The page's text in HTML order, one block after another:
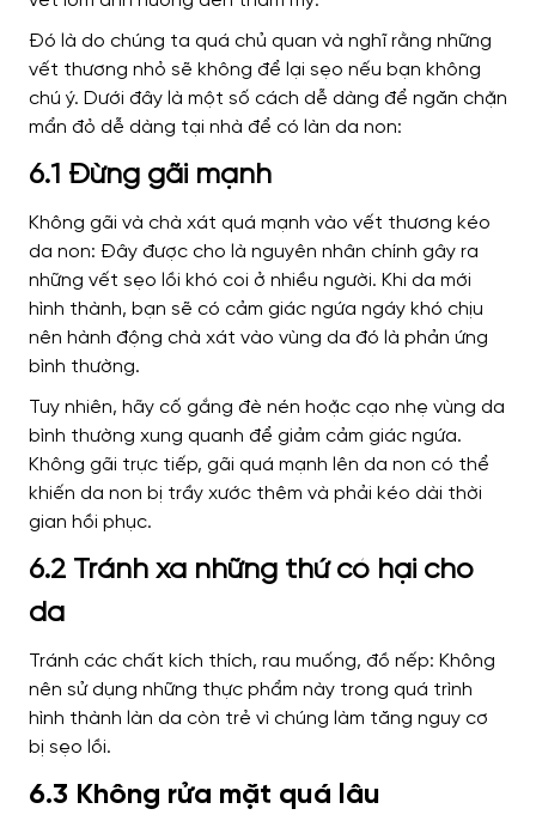
Đó là do chúng ta quá chủ quan và nghĩ rằng những
vết thương nhỏ sẽ không để lại sẹo nếu bạn không
chú ý. Dưới đây là một số cách dễ dàng để ngăn chặn
mẩn đỏ dễ dàng tại nhà để có làn da non:
6.1 Đừng gãi mạnh
Không gãi và chà xát quá mạnh vào vết thương kéo
da non: Đây được cho là nguyên nhân chính gây ra
những vết sẹo lồi khó coi ở nhiều người. Khi da mới
hình thành, bạn sẽ có cảm giác ngứa ngáy khó chịu
nên hành động chà xát vào vùng da đó là phản ứng
bình thường.
Tuy nhiên, hãy cố gắng đè nén hoặc cạo nhẹ vùng da
bình thường xung quanh để giảm cảm giác ngứa.
Không gãi trực tiếp, gãi quá mạnh lên da non có thể
khiến da non bị trầy xước thêm và phải kéo dài thời
gian hồi phục.
6.2 Tránh xa những thứ có hại cho
da
Tránh các chất kích thích, rau muống, đồ nếp: Không
nên sử dụng những thực phẩm này trong quá trình
hình thành làn da còn trẻ vì chúng làm tăng nguy cơ
bị sẹo lồi.
6.3 Không rửa mặt quá lâu